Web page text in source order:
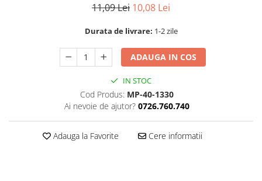
11,09 Lei 10,08 Lei
Durata de livrare: 1-2 zile
ADAUGA IN COS
IN STOC
Cod Produs: MP-40-1330
Ai nevoie de ajutor? 0726.760.740
Adauga la Favorite Cere informatii